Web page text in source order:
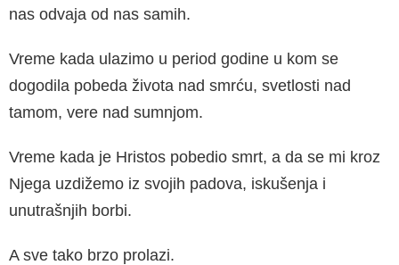
nas odvaja od nas samih.
Vreme kada ulazimo u period godine u kom se
dogodila pobeda života nad smrću, svetlosti nad
tamom, vere nad sumnjom.
Vreme kada je Hristos pobedio smrt, a da se mi kroz
Njega uzdižemo iz svojih padova, iskušenja i
unutrašnjih borbi.
A sve tako brzo prolazi.